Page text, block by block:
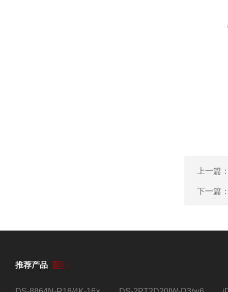
上一篇
下一篇
推荐产品